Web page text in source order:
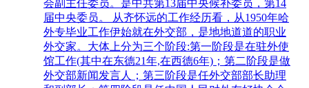
会副主任委员。是中共第13届中央候补委员，第14
届中央委员。 从齐怀远的工作经历看，从1950年哈
外专毕业工作伊始就在外交部，是地地道道的职业
外交家。大体上分为三个阶段:第一阶段是在驻外使
馆工作(其中在东德21年,在西德6年)；第二阶段是做
外交部新闻发言人；第三阶段是任外交部部长助理